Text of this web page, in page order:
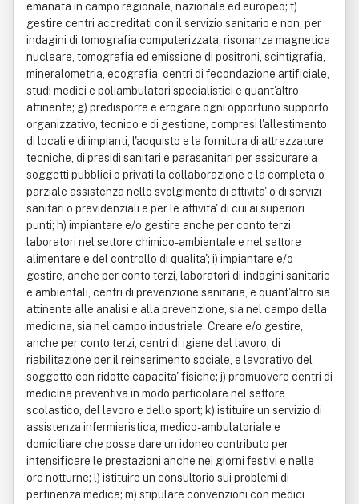
emanata in campo regionale, nazionale ed europeo; f)
gestire centri accreditati con il servizio sanitario e non, per
indagini di tomografia computerizzata, risonanza magnetica
nucleare, tomografia ed emissione di positroni, scintigrafia,
mineralometria, ecografia, centri di fecondazione artificiale,
studi medici e poliambulatori specialistici e quant'altro
attinente; g) predisporre e erogare ogni opportuno supporto
organizzativo, tecnico e di gestione, compresi l'allestimento
di locali e di impianti, l'acquisto e la fornitura di attrezzature
tecniche, di presidi sanitari e parasanitari per assicurare a
soggetti pubblici o privati la collaborazione e la completa o
parziale assistenza nello svolgimento di attivita' o di servizi
sanitari o previdenziali e per le attivita' di cui ai superiori
punti; h) impiantare e/o gestire anche per conto terzi
laboratori nel settore chimico-ambientale e nel settore
alimentare e del controllo di qualita'; i) impiantare e/o
gestire, anche per conto terzi, laboratori di indagini sanitarie
e ambientali, centri di prevenzione sanitaria, e quant'altro sia
attinente alle analisi e alla prevenzione, sia nel campo della
medicina, sia nel campo industriale. Creare e/o gestire,
anche per conto terzi, centri di igiene del lavoro, di
riabilitazione per il reinserimento sociale, e lavorativo del
soggetto con ridotte capacita' fisiche; j) promuovere centri di
medicina preventiva in modo particolare nel settore
scolastico, del lavoro e dello sport; k) istituire un servizio di
assistenza infermieristica, medico-ambulatoriale e
domiciliare che possa dare un idoneo contributo per
intensificare le prestazioni anche nei giorni festivi e nelle
ore notturne; l) istituire un consultorio sui problemi di
pertinenza medica; m) stipulare convenzioni con medici